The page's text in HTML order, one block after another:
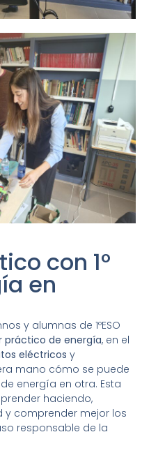
con 1º
en
y alumnas de 1ºESO
práctico de energía, en el
eléctricos y
mano cómo se puede
energía en otra. Esta
haciendo,
y comprender mejor los
responsable de la